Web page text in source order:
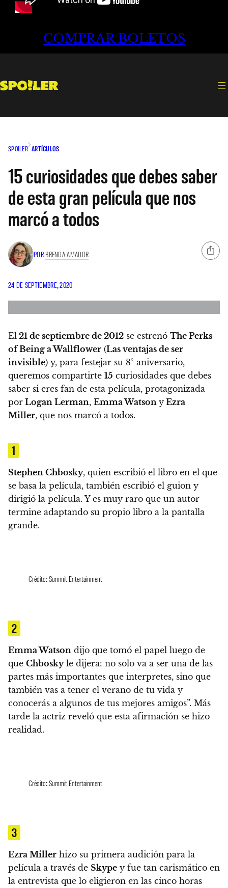
COMPRAR BOLETOS
SPOILER ARTÍCULOS
15 curiosidades que debes saber
de esta gran película que nos
marcó a todos
POR BRENDA AMADOR
24 DE SEPTIEMBRE, 2020
El 21 de septiembre de 2012 se estrenó The Perks
of Being a Wallflower (Las ventajas de ser
invisible) y, para festejar su 8° aniversario,
queremos compartirte 15 curiosidades que debes
saber si eres fan de esta película, protagonizada
por Logan Lerman, Emma Watson y Ezra
Miller, que nos marcó a todos.
1
Stephen Chbosky, quien escribió el libro en el que
se basa la película, también escribió el guion y
dirigió la película. Y es muy raro que un autor
termine adaptando su propio libro a la pantalla
grande.
Crédito: Summit Entertainment
2
Emma Watson dijo que tomó el papel luego de
que Chboskyle dijera: no solo va a ser una de las
partes más importantes que interpretes, sino que
también vas a tener el verano de tu vida y
conocerás a algunos de tus mejores amigos”. Más
tarde la actriz reveló que esta afirmación se hizo
realidad.
Crédito: Summit Entertainment
3
Ezra Miller hizo su primera audición para la
película a través de Skype y fue tan carismático en
la entrevista que lo eligieron en las cinco horas